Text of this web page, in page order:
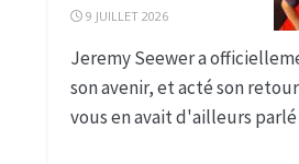
9 JUILLET 2026
Jeremy Seewer a
son avenir, et acté son retour
vous en avait d'ailleurs parlé